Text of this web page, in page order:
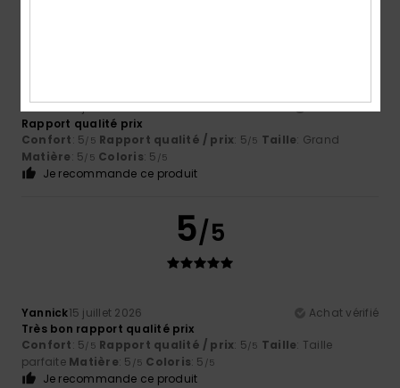
Yannick15 juillet 2026
Achat vérifié
Rapport qualité prix
Confort: 5/5 Rapport qualité / prix: 5/5 Taille: Grand
Matière: 5/5 Coloris: 5 /5
Je recommande ce produit
5/5
Yannick15 juillet 2026
Achat vérifié
Très bon rapport qualité prix
Confort: 5/5 Rapport qualité / prix: 5/5 Taille: Taille
parfaite Matière: 5 /5 Coloris: 5 /5
Je recommande ce produit